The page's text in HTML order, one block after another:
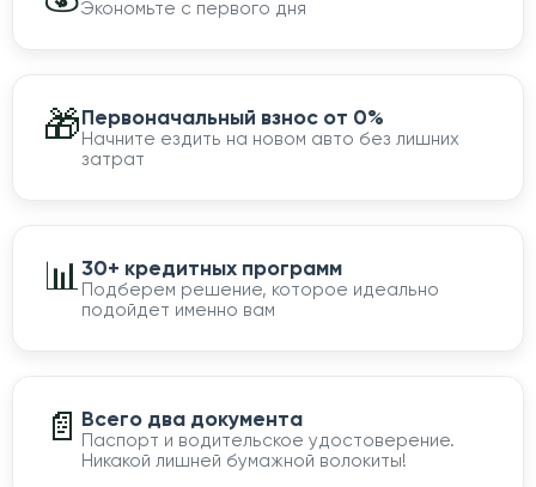
Экономьте с первого дня
🎁Первоначальный взнос от 0%
Начните ездить на новом авто без лишних
затрат
📊30+ кредитных программ
Подберем решение, которое идеально
подойдет именно вам
📄 Всего два документа
Паспорт и водительское удостоверение.
Никакой лишней бумажной волокиты!